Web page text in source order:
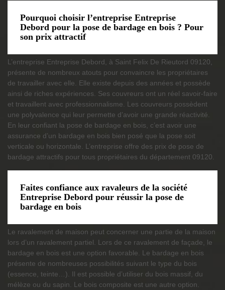
Pourquoi choisir l’entreprise Entreprise
Debord pour la pose de bardage en bois ? Pour
son prix attractif
L’entreprise Entreprise Debord, à Saint Felix De Rieutord 09120,
présente de nombreux atouts pour convaincre les propriétaires
de travailler avec elle. Elle existe depuis des années et possède
ainsi de riches expériences. Ses couvreurs ont un réel savoir-faire
et travaillent avec professionnalisme. Les couvreurs possèdent
une polyvalence qui leur permette d’avoir une grande réactivité.
En leur confiant la pose de bardage en bois, c’est avoir une
assurance d’un bardage en bois bien posé que la pose soit
verticale ou horizontale. L’entreprise offre des prix de pose de
bardage attractifs pour tous propriétaires du département 09120.
Faites confiance aux ravaleurs de la société
Entreprise Debord pour réussir la pose de
bardage en bois
Le ravalement de maison peut concerner une partie de la maison
lors d’un ravalement partiel. Lors de ce ravalement de façade, le
bardage en bois est une option favorable. Le bardage en bois
présente de nombreuses possibilités suivant le type du bois
(essence, teinte…). Il est possible d’utiliser du bois massif, du
mélèze ou du sapin. Le bois composite est une autre option.